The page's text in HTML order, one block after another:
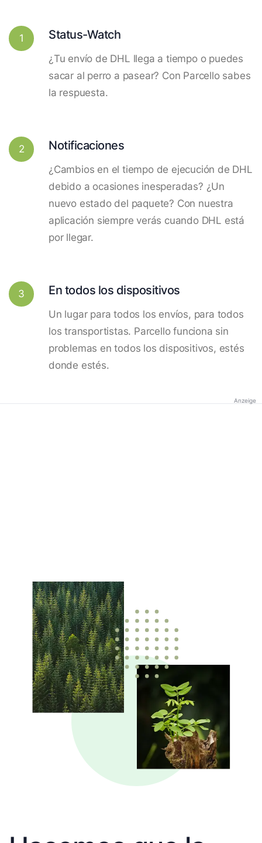
1 Status-Watch
¿Tu envío de DHL llega a tiempo o puedes
sacar al perro a pasear? Con Parcello sabes
la respuesta.
2 Notificaciones
¿Cambios en el tiempo de ejecución de DHL
debido a ocasiones inesperadas? ¿Un
nuevo estado del paquete? Con nuestra
aplicación siempre verás cuando DHL está
por llegar.
3 En todos los dispositivos
Un lugar para todos los envíos, para todos
los transportistas. Parcello funciona sin
problemas en todos los dispositivos, estés
donde estés.
Anzeige